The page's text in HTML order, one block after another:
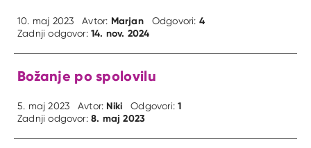
10. maj 2023 Avtor: Marjan Odgovori: 4
Zadnji odgovor:14. nov. 2024
Božanje po spolovilu
5. maj 2023 Avtor: Niki Odgovori:1
Zadnji odgovor:8. maj 2023